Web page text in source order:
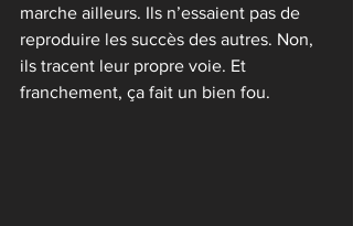
marche ailleurs. Ils n’essaient pas de
reproduire les succès des autres. Non,
ils tracent leur propre voie. Et
franchement, ça fait un bien fou.